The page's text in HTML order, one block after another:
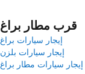
قرب مطار براغ
إيجار سيارات براغ
إيجار سيارات بلزن
إيجار سيارات مطار براغ